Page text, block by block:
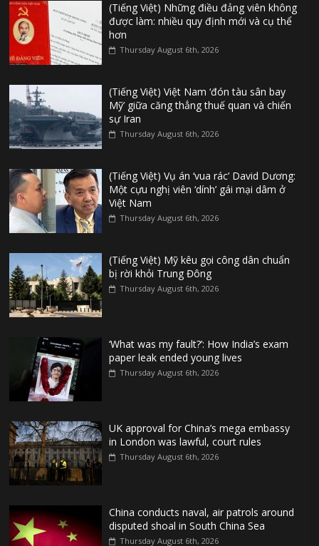
(Tiếng Việt) Những điều đảng viên không
được làm: nhiều quy định mới và cụ thể
hơn
Thursday August 6th, 2026
(Tiếng Việt) Việt Nam ‘đón tàu sân bay
Mỹ’ giữa căng thẳng thuế quan và chiến
sự Iran
Thursday August 6th, 2026
(Tiếng Việt) Vụ án ‘vua rác’ David Dương:
Một cựu nghị viên ‘dính’ gái mại dâm ở
Việt Nam
Thursday August 6th, 2026
(Tiếng Việt) Mỹ kêu gọi công dân chuẩn
bị rời khỏi Trung Đông
Thursday August 6th, 2026
‘What was my fault?’: How India’s exam
paper leak ended young lives
Thursday August 6th, 2026
UK approval for China’s mega embassy
in London was lawful, court rules
Thursday August 6th, 2026
China conducts naval, air patrols around
disputed shoal in South China Sea
Thursday August 6th, 2026